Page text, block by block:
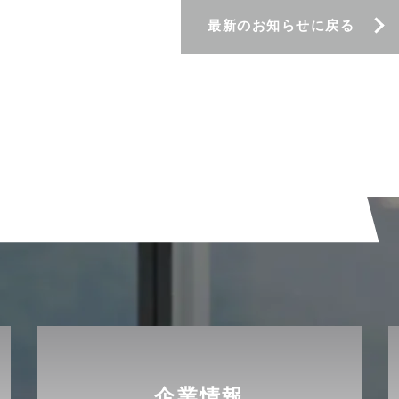
最新のお知らせに戻る